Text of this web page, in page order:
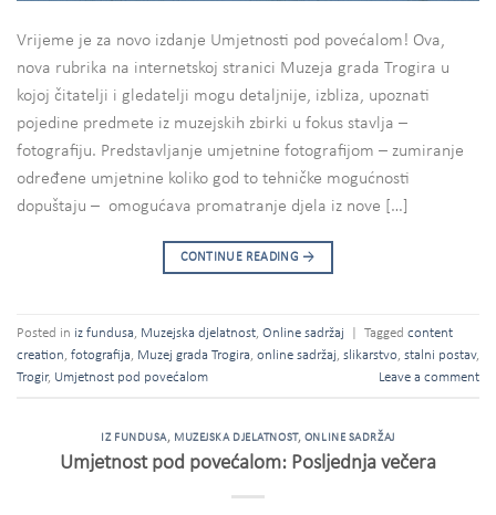
Vrijeme je za novo izdanje Umjetnosti pod povećalom! Ova,
nova rubrika na internetskoj stranici Muzeja grada Trogira u
kojoj čitatelji i gledatelji mogu detaljnije, izbliza, upoznati
pojedine predmete iz muzejskih zbirki u fokus stavlja –
fotografiju. Predstavljanje umjetnine fotografijom – zumiranje
određene umjetnine koliko god to tehničke mogućnosti
dopuštaju – omogućava promatranje djela iz nove […]
CONTINUE READING →
Posted in iz fundusa, Muzejska djelatnost, Online sadržaj Tagged content
creation, fotografija, Muzej grada Trogira, online sadržaj, slikarstvo, stalni postav,
Trogir, Umjetnost pod povećalom Leave a comment
IZ FUNDUSA, MUZEJSKA DJELATNOST, ONLINE SADRŽAJ
Umjetnost pod povećalom: Posljednja večera